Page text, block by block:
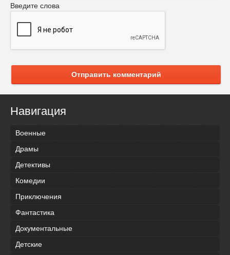
Введите слова
Отправить комментарий
Навигация
Военные
Драмы
Детективы
Комедии
Приключения
Фантастика
Документальные
Детские